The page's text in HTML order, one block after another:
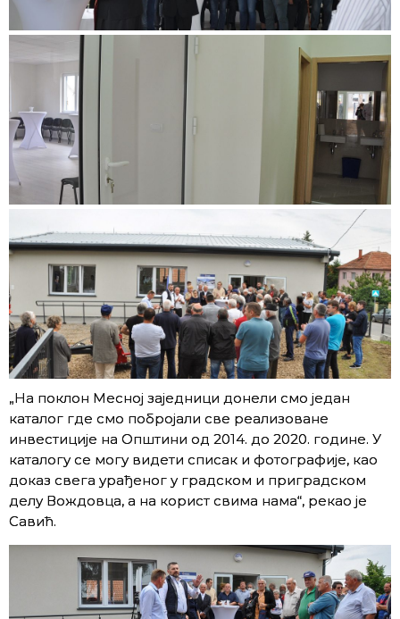
„На поклон Месној заједници донели смо један
каталог где смо побројали све реализоване
инвестиције на Општини од 2014. до 2020. године. У
каталогу се могу видети списак и фотографије, као
доказ свега урађеног у градском и приградском
делу Вождовца, а на корист свима нама“, рекао је
Савић.